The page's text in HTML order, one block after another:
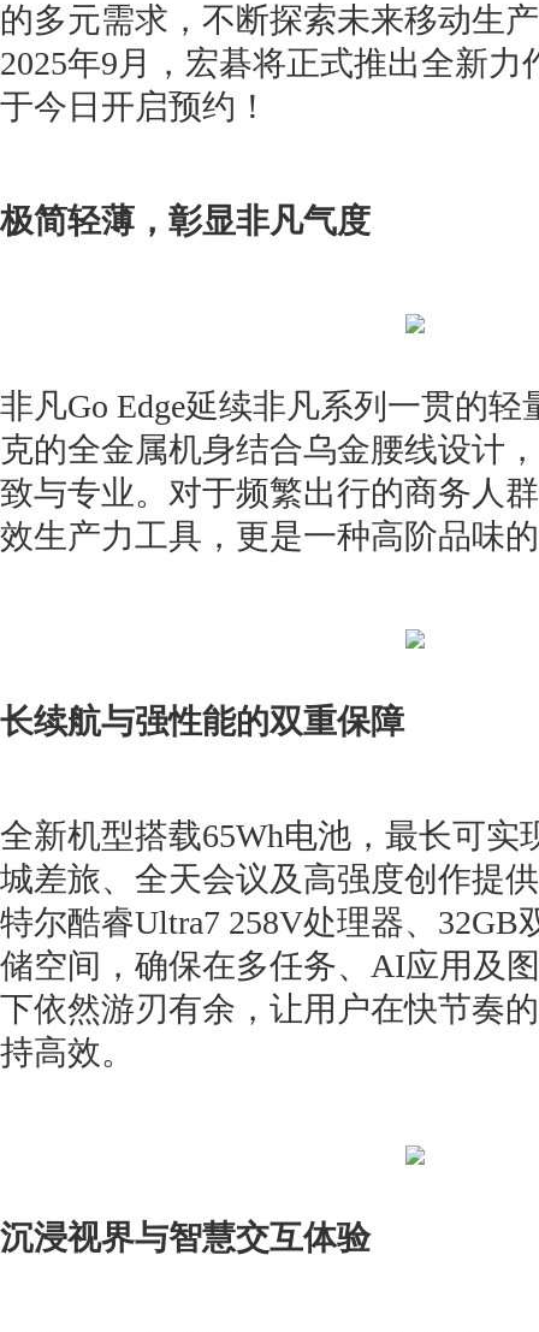
的多元需求，不断探索未来移动生
2025年9月，宏碁将正式推出全新力
于今日开启预约！
极简轻薄，彰显非凡气度
非凡Go Edge延续非凡系列一贯的轻
克的全金属机身结合乌金腰线设计
致与专业。对于频繁出行的商务人
效生产力工具，更是一种高阶品味
长续航与强性能的双重保障
全新机型搭载65Wh电池，最长可实
城差旅、全天会议及高强度创作提
特尔酷睿Ultra7 258V处理器、32GB
储空间，确保在多任务、AI应用及
下依然游刃有余，让用户在快节奏
持高效。
沉浸视界与智慧交互体验